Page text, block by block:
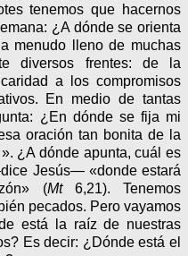
tenemos que hacernos
¿A dónde se orienta
menudo lleno de muchas
diversos frentes: de la
a los compromisos
En medio de tantas
¿En dónde se fija mi
oración tan bonita de la
¿A dónde apunta, cuál es
Jesús— «donde estará
(Mt6,21). Tenemos
pecados. Pero vayamos
está la raíz de nuestras
Es decir: ¿Dónde está el